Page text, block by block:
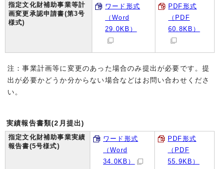
指定文化財補助事業等計
画変更承認申請書(第3号
様式)
ワード形式
（Word
29.0KB）
PDF形式
（PDF
60.8KB）
注：事業計画等に変更のあった場合のみ提出が必要です。提
出が必要かどうか分からない場合などはお問い合わせくださ
い。
実績報告書類(2月提出)
指定文化財補助事業実績
報告書(5号様式)
ワード形式
（Word
34.0KB）
PDF形式
（PDF
55.9KB）